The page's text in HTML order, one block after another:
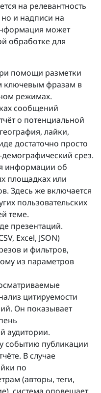
на релевантность
и надписи на
может
обработке для
помощи разметки
ключевым фразам в
режимах.
сообщений
о потенциальной
лайки,
достаточно просто
срез.
информации об
площадках или
Здесь же включается
пользовательских
теме.
презентаций.
Excel, JSON)
и фильтров,
из параметров
цитируемости
Он показывает
аудитории.
событию публикации
В случае
по
(авторы, теги,